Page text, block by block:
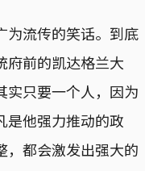
为流传的笑话。到底
府前的凯达格兰大
实只要一个人，因为
是他强力推动的政
，都会激发出强大的